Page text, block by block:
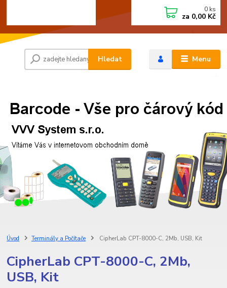
Menu
Hledat
0 ks
za 0,00 Kč
Úvod Terminály a Počítače CipherLab CPT-8000-C, 2Mb, USB, Kit
CipherLab CPT-8000-C, 2Mb,
USB, Kit